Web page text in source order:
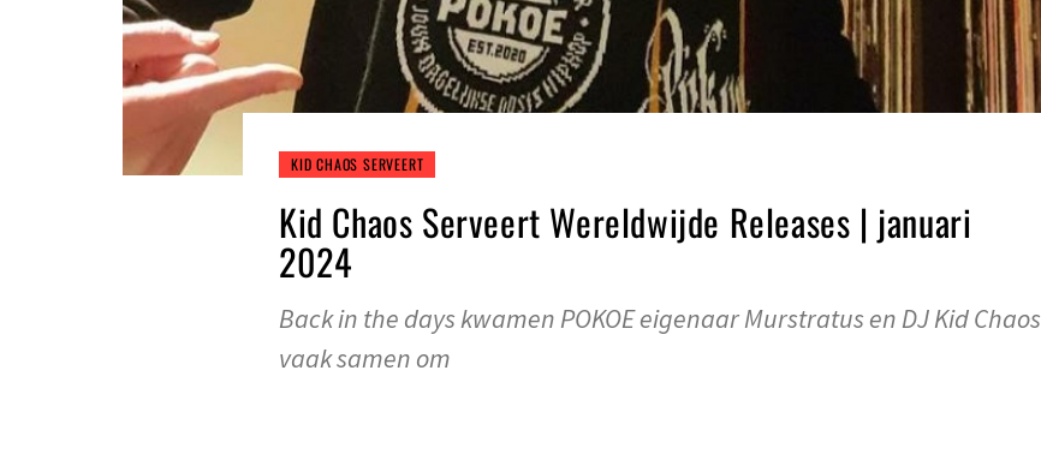
KID CHAOS SERVEERT
Kid Chaos Serveert Wereldwijde Releases | januari
2024
Back in the days kwamen POKOE eigenaar Murstratus en DJ Kid Chaos
vaak samen om